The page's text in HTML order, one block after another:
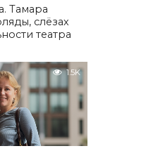
Тамара
слёзах
театра
1.5K